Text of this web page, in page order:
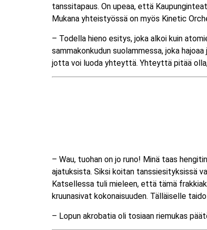
tanssitapaus. On upeaa, että
Mukana yhteistyössä on myös Kinetic
– Todella hieno esitys, joka alkoi kuin
sammakonkudun suolammessa, joka
jotta voi luoda yhteyttä. Yhteyttä pitää
– Wau, tuohan on jo runo! Minä taas
ajatuksista. Siksi koitan tanssiesityksissä
Katsellessa tuli mieleen, että tämä
kruunasivat kokonaisuuden. Tälläiselle
– Lopun akrobatia oli tosiaan riemukas